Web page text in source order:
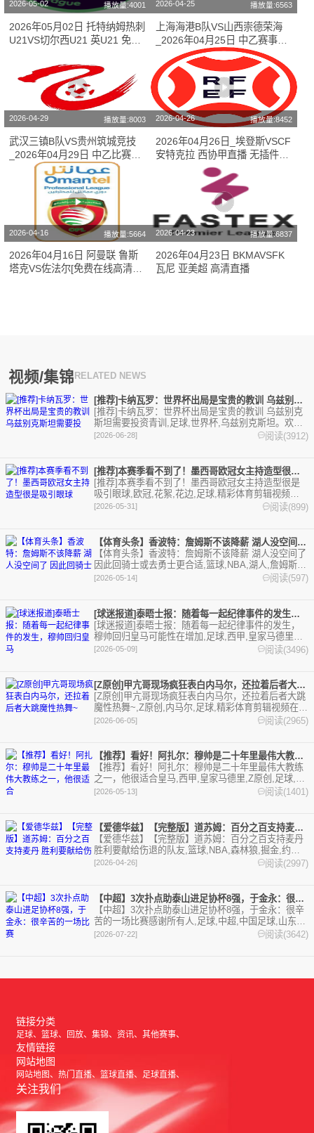
2026-05-02 播放量:4001
2026年05月02日 托特纳姆热刺
U21VS切尔西U21 英U21 免费
2026-04-25 播放量:6563
上海海港B队VS山西崇德荣海
_2026年04月25日 中乙赛事高
清直播
2026-04-29 播放量:8003
武汉三镇B队VS贵州筑城竞技
_2026年04月29日 中乙比赛在
线观看
2026-04-26 播放量:8452
2026年04月26日_埃登斯VSCF
安特克拉 西协甲直播 无插件直
2026-04-16 播放量:5664
2026年04月16日 阿曼联 鲁斯
塔克VS佐法尔[免费在线高清直
2026-04-23 播放量:6837
2026年04月23日 BKMAVSFK
瓦尼 亚美超 高清直播
视频/集锦 RELATED NEWS
[推荐]卡纳瓦罗：世界杯出局是宝贵的教训 乌兹别克斯坦需要投
[推荐]卡纳瓦罗：世界杯出局是宝贵的教训 乌兹别克
斯坦需要投资青训,足球,世界杯,乌兹别克斯坦。欢迎
收藏本站，24小时为你更新最新的足球，篮球体育资
[2026-06-28] 阅读(3912)
[推荐]本赛季看不到了！墨西哥欧冠女主持造型很是吸引眼球
[推荐]本赛季看不到了！墨西哥欧冠女主持造型很是
吸引眼球,欧冠,花絮,花边,足球,精彩体育剪辑视频在
线播放。本站提供最全的篮球视频足球视频,集锦,录
[2026-05-31] 阅读(899)
【体育头条】香波特：詹姆斯不该降薪 湖人没空间了 因此回骑士
【体育头条】香波特：詹姆斯不该降薪 湖人没空间了
因此回骑士或去勇士更合适,篮球,NBA,湖人,詹姆斯,
勇士,杜兰特,库里,骑士。欢迎收藏本站，24小时为你
[2026-05-14] 阅读(597)
[球迷报道]泰晤士报：随着每一起纪律事件的发生，穆帅回归皇马
[球迷报道]泰晤士报：随着每一起纪律事件的发生，
穆帅回归皇马可能性在增加,足球,西甲,皇家马德里。
欢迎收藏本站，24小时为你更新最新的足球，篮球体
[2026-05-09] 阅读(3496)
[Z原创]甲亢哥现场疯狂表白内马尔，还拉着后者大跳魔性热舞~
[Z原创]甲亢哥现场疯狂表白内马尔，还拉着后者大跳
魔性热舞~,Z原创,内马尔,足球,精彩体育剪辑视频在线
播放。本站提供最全的篮球视频足球视频,集锦,录
[2026-06-05] 阅读(2965)
【推荐】看好！阿扎尔：穆帅是二十年里最伟大教练之一，他很适合
【推荐】看好！阿扎尔：穆帅是二十年里最伟大教练
之一，他很适合皇马,西甲,皇家马德里,Z原创,足球,穆
里尼奥,精彩体育剪辑视频在线播放。本站提供最全的
[2026-05-13] 阅读(1401)
【爱德华兹】【完整版】道苏姆：百分之百支持麦丹 胜利要献给伤
【爱德华兹】【完整版】道苏姆：百分之百支持麦丹
胜利要献给伤退的队友,篮球,NBA,森林狼,掘金,约基
奇,爱德华兹。欢迎收藏本站，24小时为你更新最新的
[2026-04-26] 阅读(2997)
【中超】3次扑点助泰山进足协杯8强，于金永：很辛苦的一场比赛
【中超】3次扑点助泰山进足协杯8强，于金永：很辛
苦的一场比赛感谢所有人,足球,中超,中国足球,山东泰
山,武汉三镇。欢迎收藏本站，24小时为你更新最新的
[2026-07-22] 阅读(3642)
链接分类
足球 篮球 回放 集锦 资讯 其他赛事
友情链接
网站地图
网站地图 热门直播 篮球直播 足球直播
关注我们